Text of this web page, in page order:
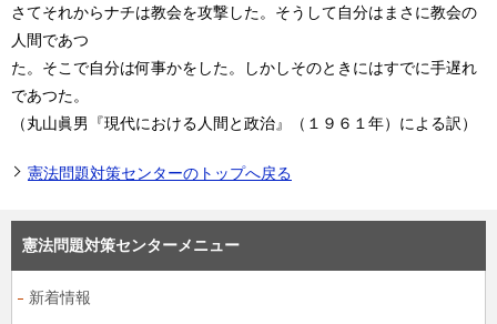
さてそれからナチは教会を攻撃した。そうして自分はまさに教会の
人間であつ
た。そこで自分は何事かをした。しかしそのときにはすでに手遅れ
であつた。
（丸山眞男『現代における人間と政治』（１９６１年）による訳）
憲法問題対策センターのトップへ戻る
憲法問題対策センターメニュー
新着情報